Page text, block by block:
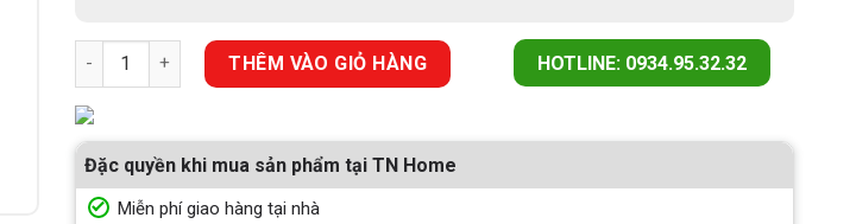
BẾP KÍNH ÂM 3 TỪ MALLOCA MI 593 WN số lượng
THÊM VÀO GIỎ HÀNG HOTLINE: 0934.95.32.32
Đặc quyền khi mua sản phẩm tại TN Home
Miễn phí giao hàng tại nhà